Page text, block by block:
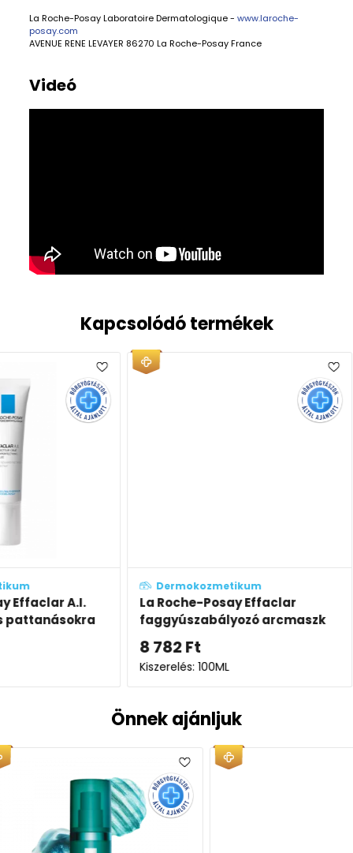
La Roche-Posay Laboratoire Dermatologique - www.laroche-
posay.com
AVENUE RENE LEVAYER 86270 La Roche-Posay France
Videó
Kapcsolódó termékek
Dermokozmetikum
La Roche-Posay Effaclar
faggyúszabályozó arcmaszk
Kiszerelés: 100ML
Önnek ajánljuk